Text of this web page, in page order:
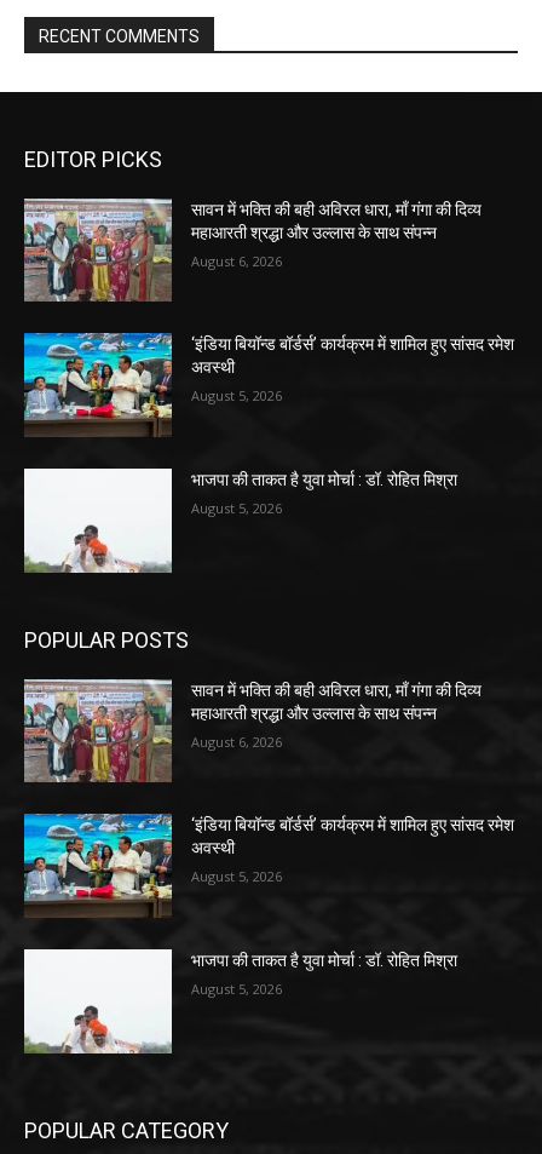
RECENT COMMENTS
EDITOR PICKS
सावन में भक्ति की बही अविरल धारा, माँ गंगा की दिव्य
महाआरती श्रद्धा और उल्लास के साथ संपन्न
August 6, 2026
‘इंडिया बियॉन्ड बॉर्डर्स’ कार्यक्रम में शामिल हुए सांसद रमेश
अवस्थी
August 5, 2026
भाजपा की ताकत है युवा मोर्चा : डॉ. रोहित मिश्रा
August 5, 2026
POPULAR POSTS
सावन में भक्ति की बही अविरल धारा, माँ गंगा की दिव्य
महाआरती श्रद्धा और उल्लास के साथ संपन्न
August 6, 2026
‘इंडिया बियॉन्ड बॉर्डर्स’ कार्यक्रम में शामिल हुए सांसद रमेश
अवस्थी
August 5, 2026
भाजपा की ताकत है युवा मोर्चा : डॉ. रोहित मिश्रा
August 5, 2026
POPULAR CATEGORY